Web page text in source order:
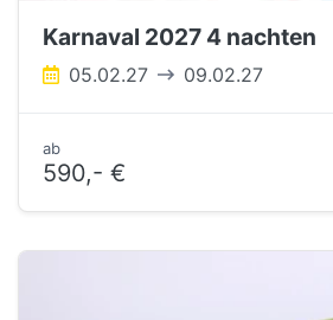
Karnaval 2027 4 nachten
05.02.27 09.02.27
ab
590,- €